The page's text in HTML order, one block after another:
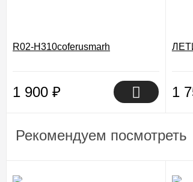
R02-H310coferusmarh
1 900 ₽ 1
Рекомендуем посмотреть